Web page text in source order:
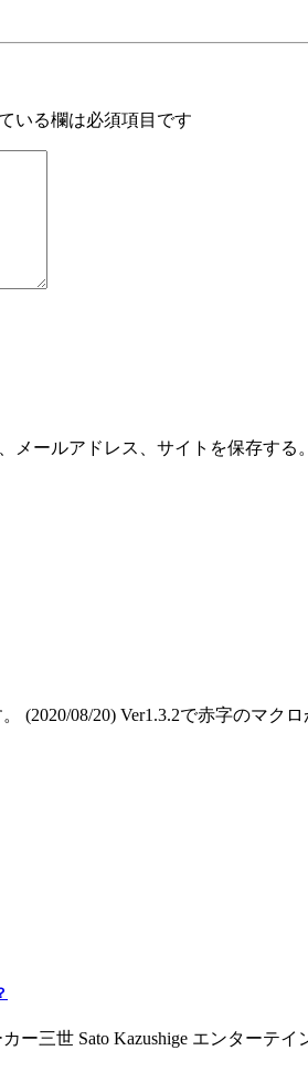
いる欄は必須項目です
メールアドレス、サイトを保存する。
(2020/08/20) Ver1.3.2で赤字のマ
ー三世 Sato Kazushige エンター